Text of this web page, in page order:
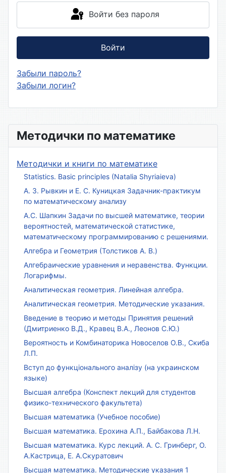
Методички по математике
Методички и книги по математике
Statistics. Basic principles (Natalia Shyriaieva)
А. З. Рывкин и Е. С. Куницкая Задачник-практикум
по математическому анализу
А.С. Шапкин Задачи по высшей математике, теории
вероятностей, математической статистике,
математическому программированию с решениями.
Алгебра и Геометрия (Толстиков А. В.)
Алгебраические уравнения и неравенства. Функции.
Логарифмы.
Аналитическая геометрия. Линейная алгебра.
Аналитическая геометрия. Методические указания.
Введение в теорию и методы Принятия решений
(Дмитриенко В.Д., Кравец В.А., Леонов С.Ю.)
Вероятность и Комбинаторика Новоселов О.В., Скиба
Л.П.
Вступ до функціонального аналізу (на украинском
языке)
Высшая алгебра (Конспект лекций для студентов
физико-технического факультета)
Высшая математика (Учебное пособие)
Высшая математика. Ерохина А.П., Байбакова Л.Н.
Высшая математика. Курс лекций. А. С. Гринберг, О.
А.Кастрица, Е. А.Скуратович
Высшая математика. Методические указания 1
Войти без пароля
Войти
Забыли пароль?
Забыли логин?